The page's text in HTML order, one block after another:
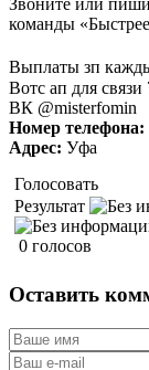
Звоните или
команды
Выплаты зп
Вотс ап для
ВК @misterfomin
Номер телефона:
Адрес: Уфа
Голосовать
Результат
0 голосов
Оставить